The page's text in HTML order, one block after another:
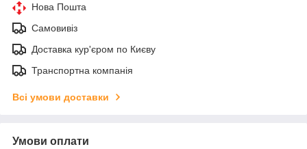
Нова Пошта
Самовивіз
Доставка кур'єром по Києву
Транспортна компанія
Всі умови доставки
Умови оплати